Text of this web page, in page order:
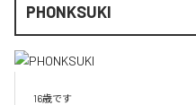
PHONKSUKI
16歳です